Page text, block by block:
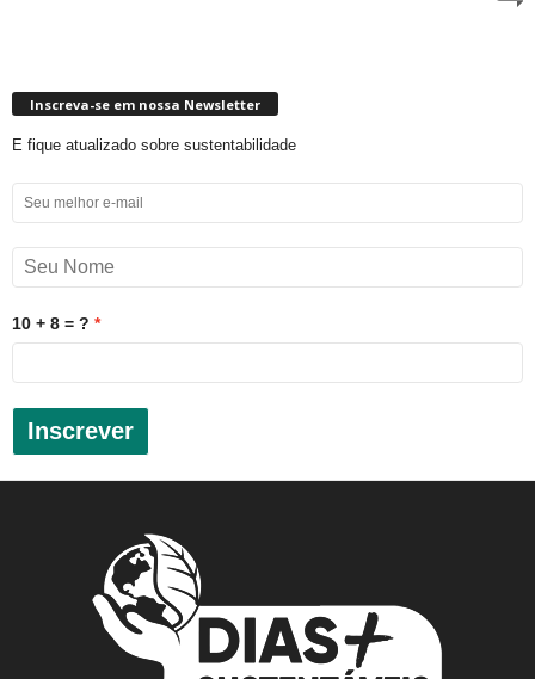
Inscreva-se em nossa Newsletter
E fique atualizado sobre sustentabilidade
10 + 8 = ?
Inscrever